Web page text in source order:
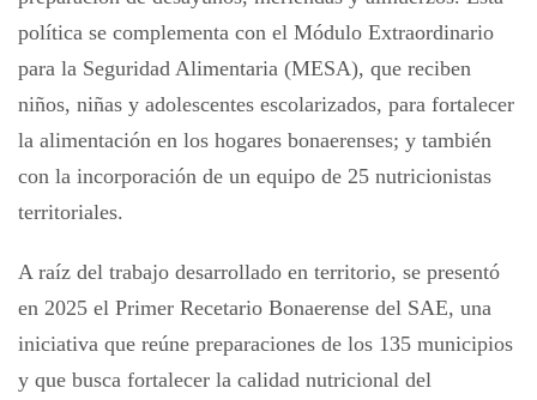
política se complementa con el Módulo Extraordinario
para la Seguridad Alimentaria (MESA), que reciben
niños, niñas y adolescentes escolarizados, para fortalecer
la alimentación en los hogares bonaerenses; y también
con la incorporación de un equipo de 25 nutricionistas
territoriales.
A raíz del trabajo desarrollado en territorio, se presentó
en 2025 el Primer Recetario Bonaerense del SAE, una
iniciativa que reúne preparaciones de los 135 municipios
y que busca fortalecer la calidad nutricional del